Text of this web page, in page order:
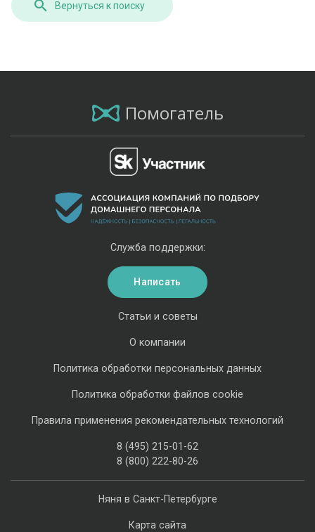
Вернуться к поиску
Помогатель
Няня в Санкт-Петербурге
Карта сайта
Статьи и советы
О компании
Политика обработки персональных данных
Политика обработки файлов cookie
Правила применения рекомендательных технологий
8 (495) 215-01-62
8 (800) 222-80-26
Служба поддержки:
Написать